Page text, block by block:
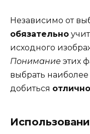
Независимо от
обязательно
исходного
Понимание этих
выбрать
добиться